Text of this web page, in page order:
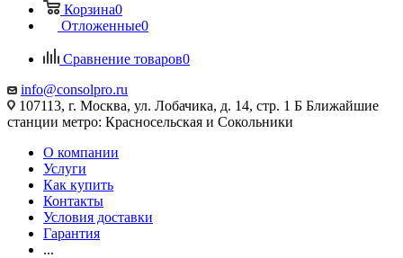
Корзина0
Отложенные0
Сравнение товаров0
info@consolpro.ru
107113, г. Москва, ул. Лобачика, д. 14, стр. 1 Б Ближайшие
станции метро: Красносельская и Сокольники
О компании
Услуги
Как купить
Контакты
Условия доставки
Гарантия
...